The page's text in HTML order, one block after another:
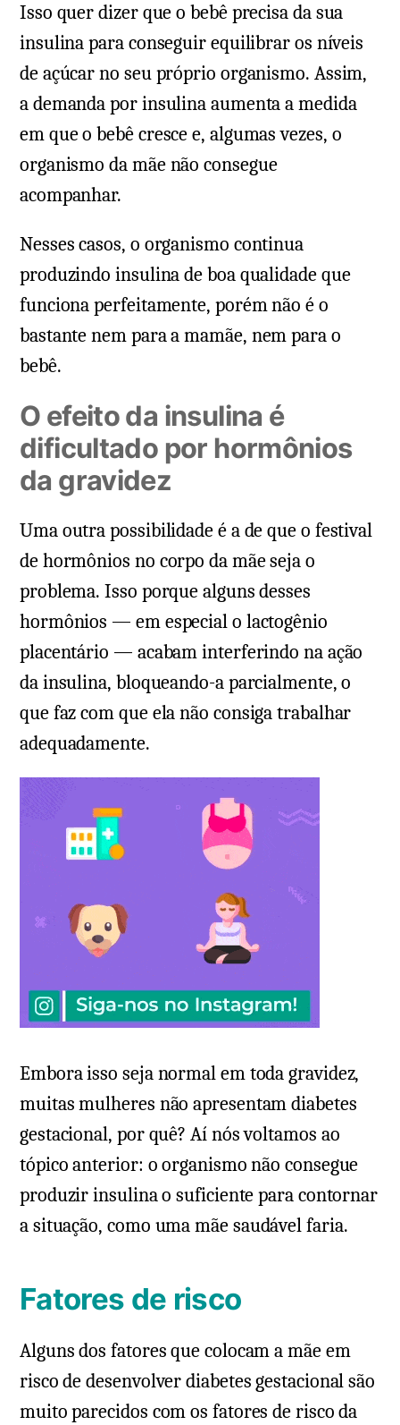
Isso quer dizer que o bebê precisa da sua
insulina para conseguir equilibrar os níveis
de açúcar no seu próprio organismo. Assim,
a demanda por insulina aumenta a medida
em que o bebê cresce e, algumas vezes, o
organismo da mãe não consegue
acompanhar.
Nesses casos, o organismo continua
produzindo insulina de boa qualidade que
funciona perfeitamente, porém não é o
bastante nem para a mamãe, nem para o
bebê.
O efeito da insulina é
dificultado por hormônios
da gravidez
Uma outra possibilidade é a de que o festival
de hormônios no corpo da mãe seja o
problema. Isso porque alguns desses
hormônios — em especial o lactogênio
placentário — acabam interferindo na ação
da insulina, bloqueando-a parcialmente, o
que faz com que ela não consiga trabalhar
adequadamente.
Embora isso seja normal em toda gravidez,
muitas mulheres não apresentam diabetes
gestacional, por quê? Aí nós voltamos ao
tópico anterior: o organismo não consegue
produzir insulina o suficiente para contornar
a situação, como uma mãe saudável faria.
Fatores de risco
Alguns dos fatores que colocam a mãe em
risco de desenvolver diabetes gestacional são
muito parecidos com os fatores de risco da